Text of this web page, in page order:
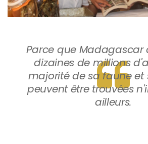
Parce que Madagascar
dizaines de millions
majorité de sa faune et
peuvent être trouvées
ailleurs.